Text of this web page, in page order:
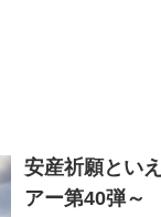
安産祈願とい
アー第40弾～